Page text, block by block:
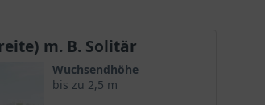
sind einige seiner besonderen
m. B. Solitär
Wuchsendhöhe
bis zu 2,5 m